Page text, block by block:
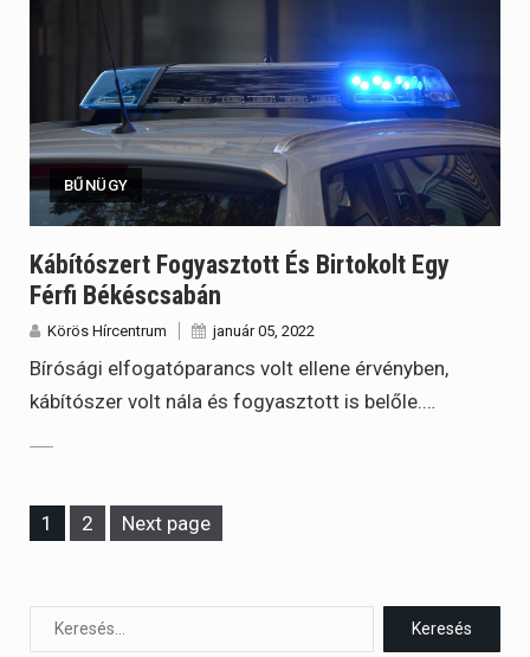
BŰNÜGY
Kábítószert Fogyasztott És Birtokolt Egy
Férfi Békéscsabán
Körös Hírcentrum január 05, 2022
Bírósági elfogatóparancs volt ellene érvényben,
kábítószer volt nála és fogyasztott is belőle.…
Page
1 Page
2 Next page